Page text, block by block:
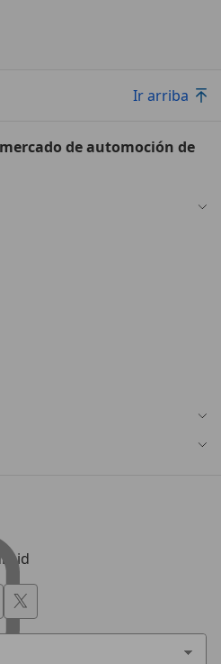
Ir arriba
de automoción de